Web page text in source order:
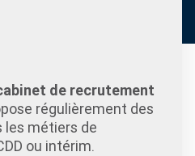
de recrutement
régulièrement des
les métiers de
ou intérim.